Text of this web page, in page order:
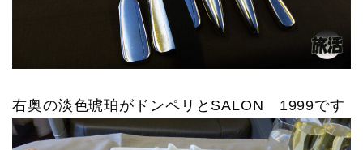
右奥の淡色琥珀がドンペリとSALON 1999です